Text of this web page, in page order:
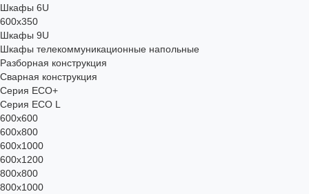
Шкафы 6U
600x350
Шкафы 9U
Шкафы телекоммуникационные напольные
Разборная конструкция
Сварная конструкция
Серия ECO+
Серия ECO L
600x600
600x800
600х1000
600х1200
800x800
800х1000